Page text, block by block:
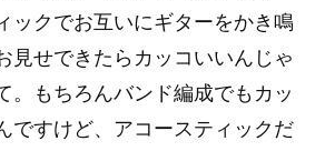
ックでお互いにギターをかき鳴
見せできたらカッコいいんじゃ
。もちろんバンド編成でもカッ
ですけど、アコースティックだ